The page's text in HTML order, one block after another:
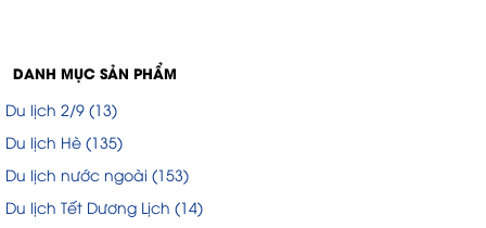
DANH MỤC SẢN PHẨM
Du lịch 2/9 (13)
Du lịch Hè (135)
Du lịch nước ngoài (153)
Du lịch Tết Dương Lịch (14)